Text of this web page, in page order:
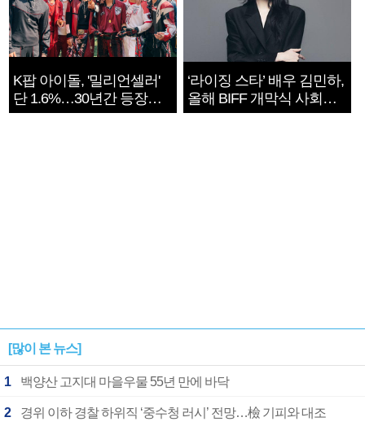
K팝 아이돌, '밀리언셀러'
단 1.6%…30년간 등장
1182개팀 전수조사
‘라이징 스타’ 배우 김민하,
올해 BIFF 개막식 사회자
확정
[많이 본 뉴스]
1 백양산 고지대 마을우물 55년 만에 바닥
2 경위 이하 경찰 하위직 ‘중수청 러시’ 전망…檢 기피와 대조